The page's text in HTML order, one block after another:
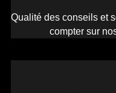
Qualité des conseils et
compter sur